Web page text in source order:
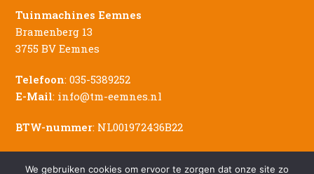
Tuinmachines Eemnes
Bramenberg 13
3755 BV Eemnes
Telefoon:035-5389252
E-Mail: info@tm-eemnes.nl
BTW-nummer: NL001972436B22
We gebruiken cookies om ervoor te zorgen dat onze site zo